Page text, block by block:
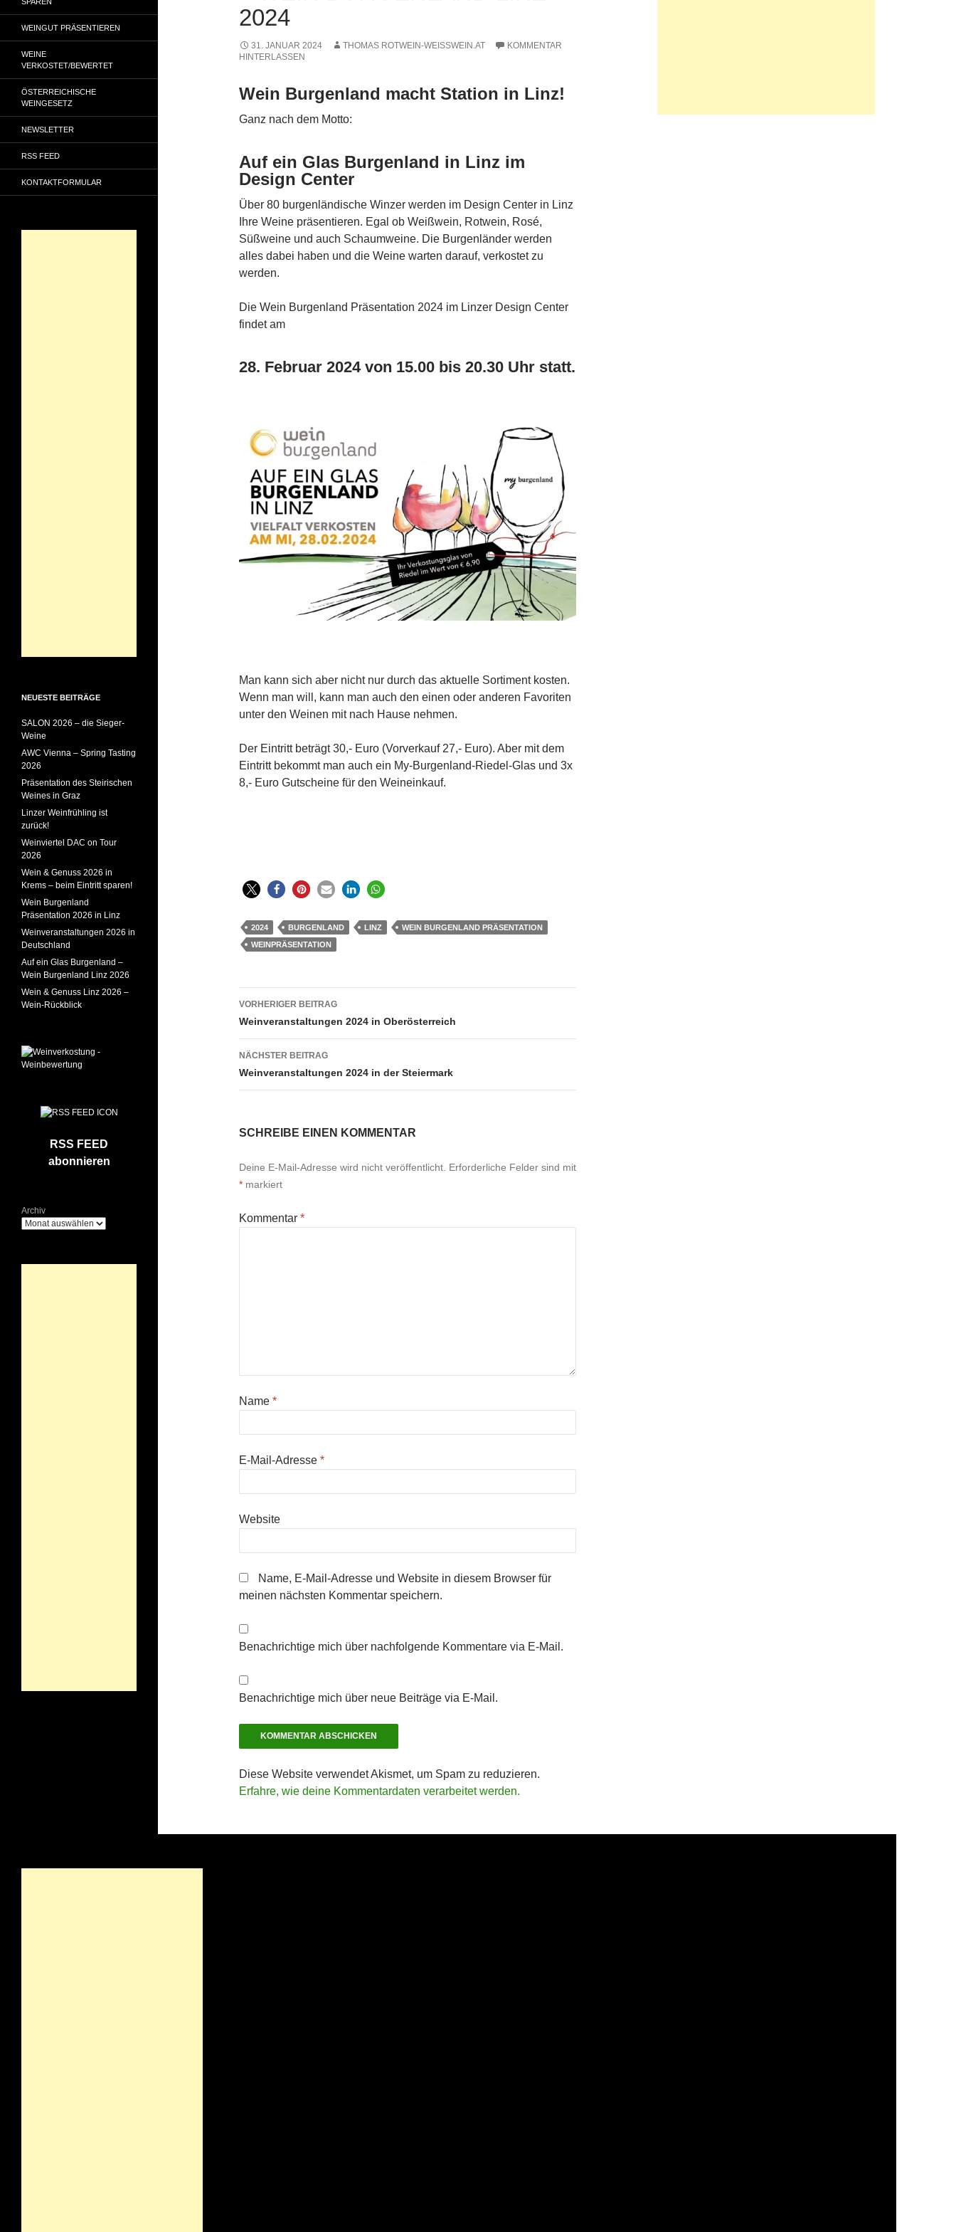
2024
31. JANUAR 2024 THOMAS ROTWEIN-WEISSWEIN.AT
KOMMENTAR
HINTERLASSEN
Wein Burgenland macht Station in Linz!
Ganz nach dem Motto:
Auf ein Glas Burgenland in Linz im
Design Center
Über 80 burgenländische Winzer werden im Design Center in Linz
Ihre Weine präsentieren. Egal ob Weißwein, Rotwein, Rosé,
Süßweine und auch Schaumweine. Die Burgenländer werden
alles dabei haben und die Weine warten darauf, verkostet zu
werden.
Die Wein Burgenland Präsentation 2024 im Linzer Design Center
findet am
28. Februar 2024 von 15.00 bis 20.30 Uhr statt.
Man kann sich aber nicht nur durch das aktuelle Sortiment kosten.
Wenn man will, kann man auch den einen oder anderen Favoriten
unter den Weinen mit nach Hause nehmen.
Der Eintritt beträgt 30,- Euro (Vorverkauf 27,- Euro). Aber mit dem
Eintritt bekommt man auch ein My-Burgenland-Riedel-Glas und 3x
8,- Euro Gutscheine für den Weineinkauf.
2024 BURGENLAND LINZ
WEIN BURGENLAND PRÄSENTATION
WEINPRÄSENTATION
Beitragsnavigation
VORHERIGER BEITRAG
Weinveranstaltungen 2024 in Oberösterreich
NÄCHSTER BEITRAG
Weinveranstaltungen 2024 in der Steiermark
SCHREIBE EINEN KOMMENTAR
Deine E-Mail-Adresse wird nicht veröffentlicht. Erforderliche Felder sind mit
* markiert
Kommentar *
Name *
E-Mail-Adresse *
Website
Name, E-Mail-Adresse und Website in diesem Browser für
meinen nächsten Kommentar speichern.
Benachrichtige mich über nachfolgende Kommentare via E-Mail.
Benachrichtige mich über neue Beiträge via E-Mail.
Diese Website verwendet Akismet, um Spam zu reduzieren.
Erfahre, wie deine Kommentardaten verarbeitet werden.
WEINGUT PRÄSENTIEREN
WEINE
VERKOSTET/BEWERTET
ÖSTERREICHISCHE
WEINGESETZ
NEWSLETTER
RSS FEED
KONTAKTFORMULAR
NEUESTE BEITRÄGE
SALON 2026 – die Sieger-
Weine
AWC Vienna – Spring Tasting
2026
Präsentation des Steirischen
Weines in Graz
Linzer Weinfrühling ist
zurück!
Weinviertel DAC on Tour
2026
Wein & Genuss 2026 in
Krems – beim Eintritt sparen!
Wein Burgenland
Präsentation 2026 in Linz
Weinveranstaltungen 2026 in
Deutschland
Auf ein Glas Burgenland –
Wein Burgenland Linz 2026
Wein & Genuss Linz 2026 –
Wein-Rückblick
RSS FEED
abonnieren
Archiv